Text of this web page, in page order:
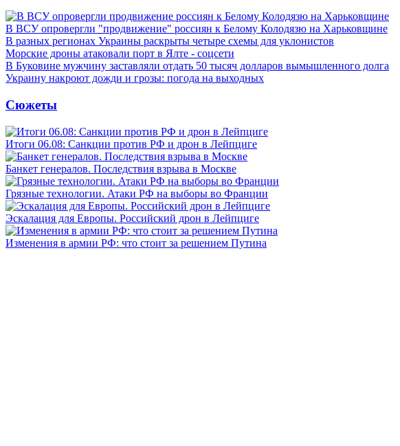
В ВСУ опровергли "продвижение" россиян к Белому Колодязю на Харьковщине
В разных регионах Украины раскрыты четыре схемы для уклонистов
Морские дроны атаковали порт в Ялте - соцсети
В Буковине мужчину заставляли отдать 50 тысяч долларов вымышленного долга
Украину накроют дожди и грозы: погода на выходных
Сюжеты
Итоги 06.08: Санкции против РФ и дрон в Лейпциге
Банкет генералов. Последствия взрыва в Москве
Грязные технологии. Атаки РФ на выборы во Франции
Эскалация для Европы. Российский дрон в Лейпциге
Изменения в армии РФ: что стоит за решением Путина